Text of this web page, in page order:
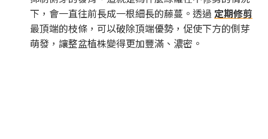
下，會一直往前長成一根細長的藤蔓。透過 定期修剪
最頂端的枝條，可以破除頂端優勢，促使下方的側芽
萌發，讓整盆植株變得更加豐滿、濃密。